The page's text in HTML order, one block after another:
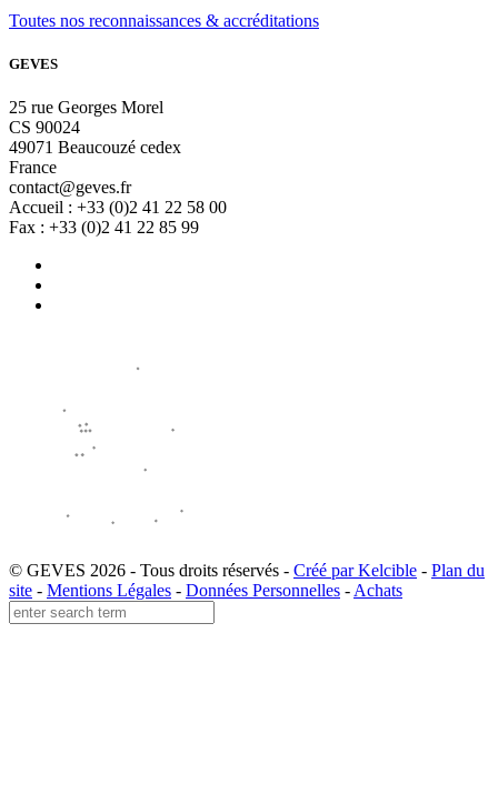
Toutes nos reconnaissances & accréditations
GEVES
25 rue Georges Morel
CS 90024
49071 Beaucouzé cedex
France
contact@geves.fr
Accueil : +33 (0)2 41 22 58 00
Fax : +33 (0)2 41 22 85 99
© GEVES 2026 - Tous droits réservés - Créé par Kelcible - Plan du
site - Mentions Légales - Données Personnelles - Achats